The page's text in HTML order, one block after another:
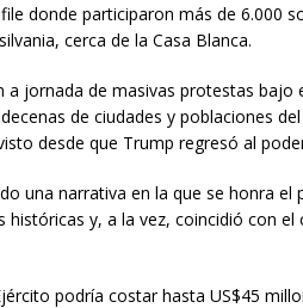
donde participaron más de 6.000
cerca de la Casa Blanca.
jornada de masivas protestas bajo
de ciudades y poblaciones
desde que Trump regresó al
una narrativa en la que se honra el
y, a la vez, coincidió con el
podría costar hasta US$45